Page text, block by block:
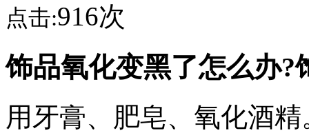
点击:916次
饰品氧化变黑了怎么办?
用牙膏、肥皂、氧化酒